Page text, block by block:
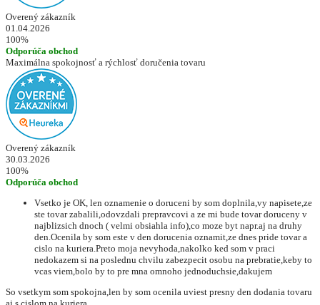
Overený zákazník
01.04.2026
100%
Odporúča obchod
Maximálna spokojnosť a rýchlosť doručenia tovaru
Overený zákazník
30.03.2026
100%
Odporúča obchod
Vsetko je OK, len oznamenie o doruceni by som doplnila,vy napisete,ze
ste tovar zabalili,odovzdali prepravcovi a ze mi bude tovar doruceny v
najblizsich dnoch ( velmi obsiahla info),co moze byt napr.aj na druhy
den.Ocenila by som este v den dorucenia oznamit,ze dnes pride tovar a
cislo na kuriera.Preto moja nevyhoda,nakolko ked som v praci
nedokazem si na poslednu chvilu zabezpecit osobu na prebratie,keby to
vcas viem,bolo by to pre mna omnoho jednoduchsie,dakujem
So vsetkym som spokojna,len by som ocenila uviest presny den dodania tovaru